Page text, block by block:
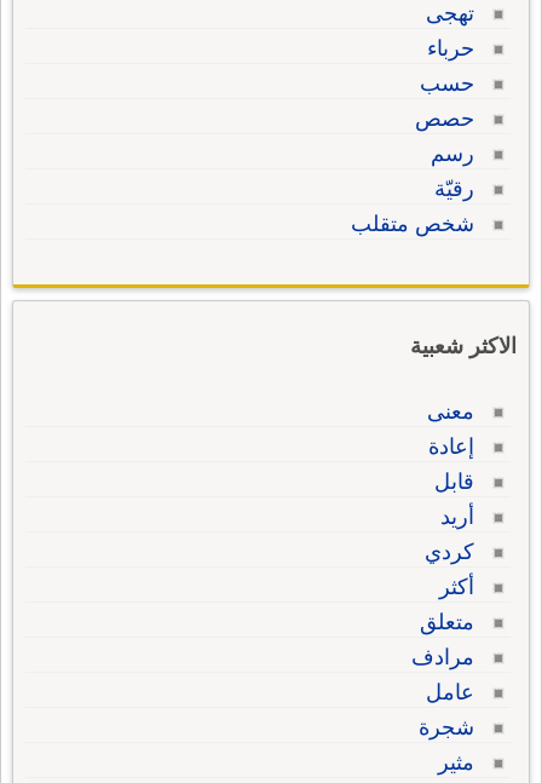
تهجى
حرباء
حسب
حصص
رسم
رقيّة
شخص متقلب
الاكثر شعبية
معنى
إعادة
قابل
أريد
كردي
أكثر
متعلق
مرادف
عامل
شجرة
مثير